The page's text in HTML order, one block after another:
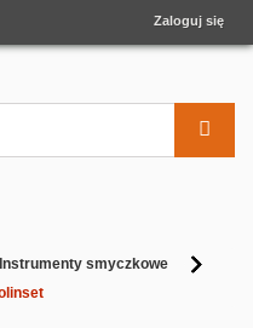
Zaloguj się
Instrumenty smyczkowe